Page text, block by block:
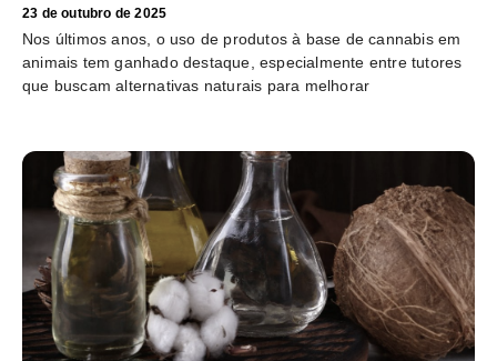
23 de outubro de 2025
Nos últimos anos, o uso de produtos à base de cannabis em
animais tem ganhado destaque, especialmente entre tutores
que buscam alternativas naturais para melhorar